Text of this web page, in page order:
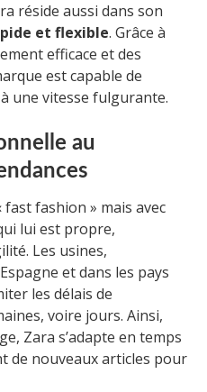
réside aussi dans son
et flexible. Grâce à
efficace et des
est capable de
une vitesse fulgurante.
au
fashion » mais avec
lui est propre,
Les usines,
et dans les pays
les délais de
voire jours. Ainsi,
Zara s’adapte en temps
de nouveaux articles pour